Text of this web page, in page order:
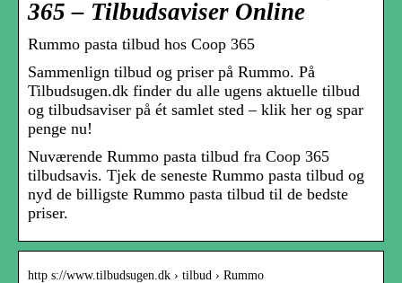
365 – Tilbudsaviser Online
Rummo pasta tilbud hos Coop 365
Sammenlign tilbud og priser på Rummo. På
Tilbudsugen.dk finder du alle ugens aktuelle tilbud
og tilbudsaviser på ét samlet sted – klik her og spar
penge nu!
Nuværende Rummo pasta tilbud fra Coop 365
tilbudsavis. Tjek de seneste Rummo pasta tilbud og
nyd de billigste Rummo pasta tilbud til de bedste
priser.
http s://www.tilbudsugen.dk › tilbud › Rummo